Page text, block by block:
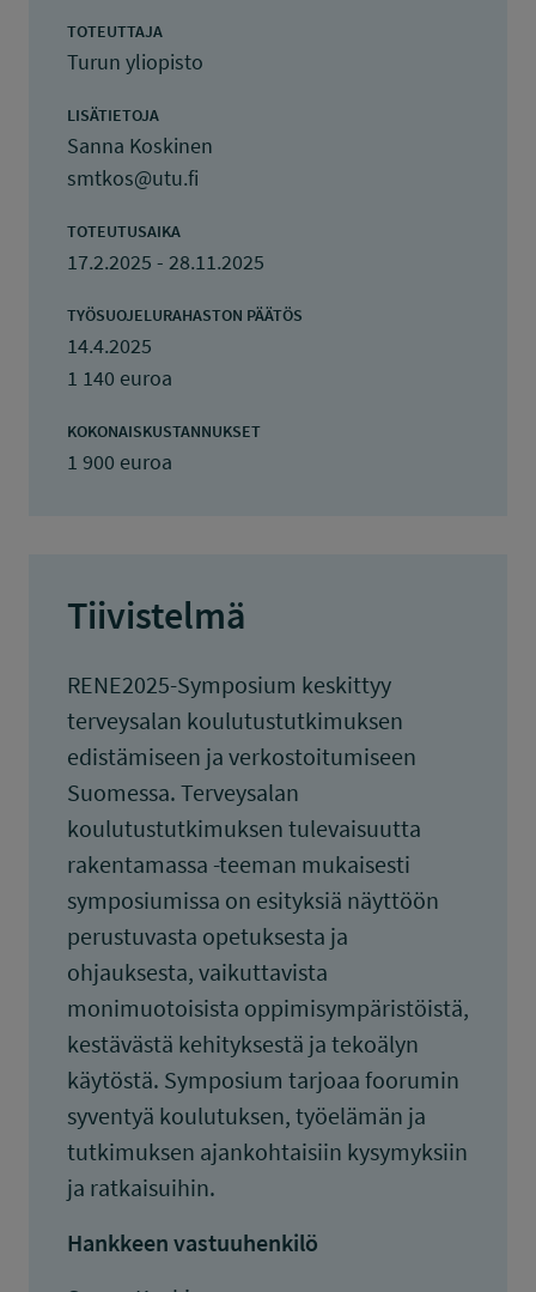
TOTEUTTAJA
Turun yliopisto
LISÄTIETOJA
Sanna Koskinen
smtkos@utu.fi
TOTEUTUSAIKA
17.2.2025 - 28.11.2025
TYÖSUOJELURAHASTON PÄÄTÖS
14.4.2025
1 140 euroa
KOKONAISKUSTANNUKSET
1 900 euroa
Tiivistelmä
RENE2025-Symposium keskittyy
terveysalan koulutustutkimuksen
edistämiseen ja verkostoitumiseen
Suomessa. Terveysalan
koulutustutkimuksen tulevaisuutta
rakentamassa -teeman mukaisesti
symposiumissa on esityksiä näyttöön
perustuvasta opetuksesta ja
ohjauksesta, vaikuttavista
monimuotoisista oppimisympäristöistä,
kestävästä kehityksestä ja tekoälyn
käytöstä. Symposium tarjoaa foorumin
syventyä koulutuksen, työelämän ja
tutkimuksen ajankohtaisiin kysymyksiin
ja ratkaisuihin.
Hankkeen vastuuhenkilö